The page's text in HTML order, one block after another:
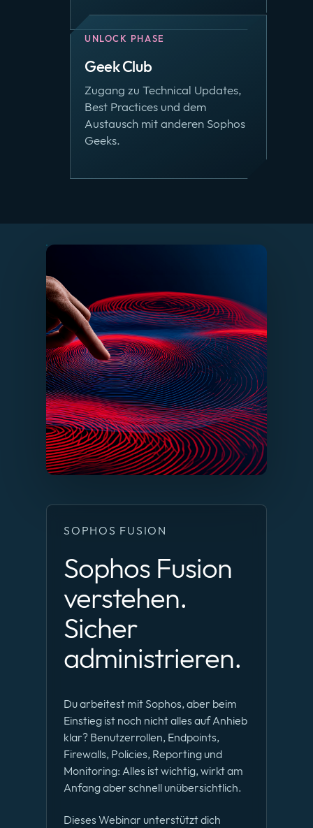
UNLOCK PHASE
Geek Club
Zugang zu Technical Updates,
Best Practices und dem
Austausch mit anderen Sophos
Geeks.
SOPHOS FUSION
Sophos Fusion
verstehen.
Sicher
administrieren.
Du arbeitest mit Sophos, aber beim
Einstieg ist noch nicht alles auf Anhieb
klar? Benutzerrollen, Endpoints,
Firewalls, Policies, Reporting und
Monitoring: Alles ist wichtig, wirkt am
Anfang aber schnell unübersichtlich.
Dieses Webinar unterstützt dich